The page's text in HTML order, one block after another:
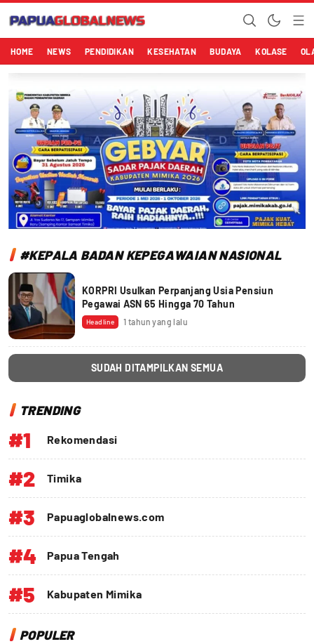
Papuaglobalnews.com
Menulis Fakta dengan Hati Bening
HOME NEWS PENDIDIKAN KESEHATAN BUDAYA KOLASE
#KEPALA BADAN KEPEGAWAIAN NASIONAL
KORPRI Usulkan Perpanjang Usia Pensiun
Pegawai ASN 65 Hingga 70 Tahun
Headline 1 tahun yang lalu
SUDAH DITAMPILKAN SEMUA
TRENDING
#1 Rekomendasi
#2 Timika
#3 Papuaglobalnews.com
#4 Papua Tengah
#5 Kabupaten Mimika
POPULER